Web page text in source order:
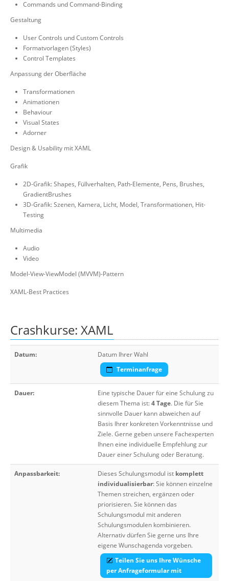
Commands und Command-Binding
Gestaltung
User Controls und Custom Controls
Formatvorlagen (Styles)
Control Templates
Anpassung der Oberfläche
Transformationen
Animationen
Behaviour
Visual States
Adorner
Design & Usability mit XAML
Grafik
2D-Grafik: Shapes, Füllverhalten, Path-Elemente, Pens, Brushes,
GradientBrushes
3D-Grafik: Szenen, Kamera, Licht, Model, Transformationen, Hit-
Testing
Multimedia
Audio
Video
Model-View-ViewModel (MVVM)-Pattern
XAML-Best Practices
Crashkurse: XAML
Datum:
Datum Ihrer Wahl
Terminanfrage
Dauer:
Eine typische Dauer für eine Schulung zu
diesem Thema ist:4 Tage. Die für Sie
sinnvolle Dauer kann abweichen auf
Basis Ihrer konkreten Vorkenntnisse und
Ziele. Gerne geben unsere Fachexperten
Ihnen eine individuelle Empfehlung zur
Dauer einer Schulung oder Beratung.
Anpassbarkeit: Dieses Schulungsmodul ist komplett
individualisierbar: Sie können einzelne
Themen streichen, ergänzen oder
priorisieren. Sie können das
Schulungsmodul mit anderen
Schulungsmodulen kombinieren.
Alternativ dürfen Sie gerne uns Ihre
eigene Wunschagenda vorgeben.
Teilen Sie uns Ihre Wünsche
per Anfrageformular mit